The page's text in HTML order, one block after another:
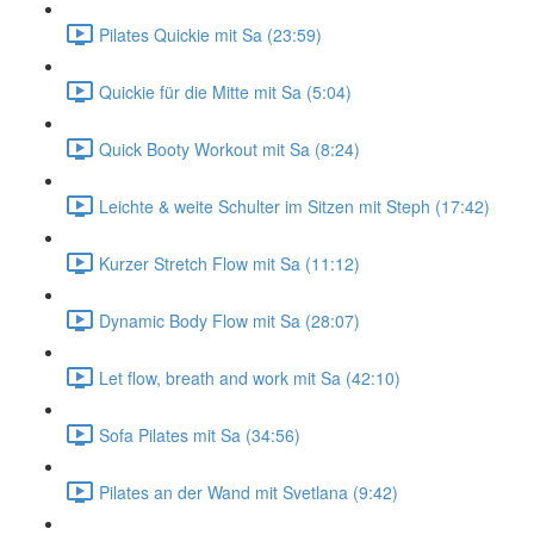
Pilates Quickie mit Sa (23:59)
Quickie für die Mitte mit Sa (5:04)
Quick Booty Workout mit Sa (8:24)
Leichte & weite Schulter im Sitzen mit Steph (17:42)
Kurzer Stretch Flow mit Sa (11:12)
Dynamic Body Flow mit Sa (28:07)
Let flow, breath and work mit Sa (42:10)
Sofa Pilates mit Sa (34:56)
Pilates an der Wand mit Svetlana (9:42)